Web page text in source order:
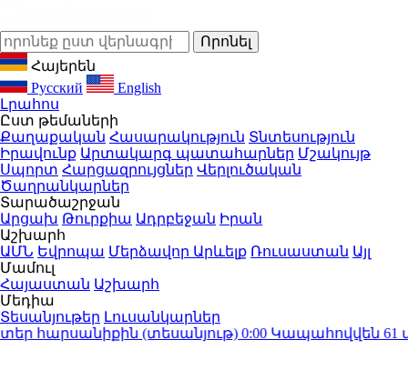
Հայերեն
Русский
English
Լրահոս
Ըստ թեմաների
Քաղաքական Հասարակություն Տնտեսություն
Իրավունք Արտակարգ պատահարներ Մշակույթ
Սպորտ Հարցազրույցներ Վերլուծական
Ծաղրանկարներ
Տարածաշրջան
Արցախ Թուրքիա Ադրբեջան Իրան
Աշխարհ
ԱՄՆ Եվրոպա Մերձավոր Արևելք Ռուսաստան Այլ
Մամուլ
Հայաստան Աշխարհ
Մեդիա
Տեսանյութեր Լուսանկարներ
հարսանիքին (տեսանյութ)0:00Կապահովվեն 61